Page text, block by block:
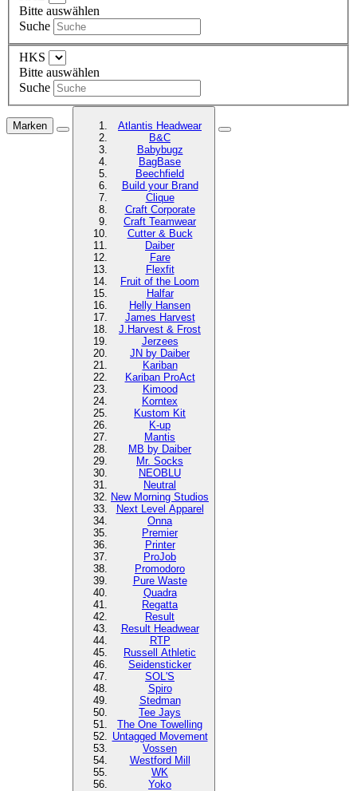
Bitte auswählen
Suche
HKS
Bitte auswählen
Suche
Marken
Atlantis Headwear
B&C
Babybugz
BagBase
Beechfield
Build your Brand
Clique
Craft Corporate
Craft Teamwear
Cutter & Buck
Daiber
Fare
Flexfit
Fruit of the Loom
Halfar
Helly Hansen
James Harvest
J.Harvest & Frost
Jerzees
JN by Daiber
Kariban
Kariban ProAct
Kimood
Korntex
Kustom Kit
K-up
Mantis
MB by Daiber
Mr. Socks
NEOBLU
Neutral
New Morning Studios
Next Level Apparel
Onna
Premier
Printer
ProJob
Promodoro
Pure Waste
Quadra
Regatta
Result
Result Headwear
RTP
Russell Athletic
Seidensticker
SOL'S
Spiro
Stedman
Tee Jays
The One Towelling
Untagged Movement
Vossen
Westford Mill
WK
Yoko